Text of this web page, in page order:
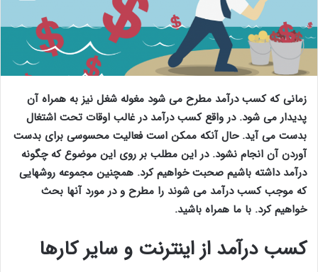
زمانی کهکسب درآمد مطرح می شود مغوله شغل نیز به همراه آن
پدیدار می شود. در واقع کسب درآمد در غالب اوقات تحت اشتغال
بدست می آید. حال آنکه ممکن است فعالیت محسوسی برای بدست
آوردن آن انجام نشود. در این مطلب بر روی این موضوع که چگونه
درآمد داشته باشیم صحبت خواهیم کرد. همچنین مجموعه روشهایی
که موجب کسب درآمد می شوند را مطرح و در مورد آنها بحث
خواهیم کرد. با ما همراه باشید.
کسب درآمد از اینترنت و سایر کارها